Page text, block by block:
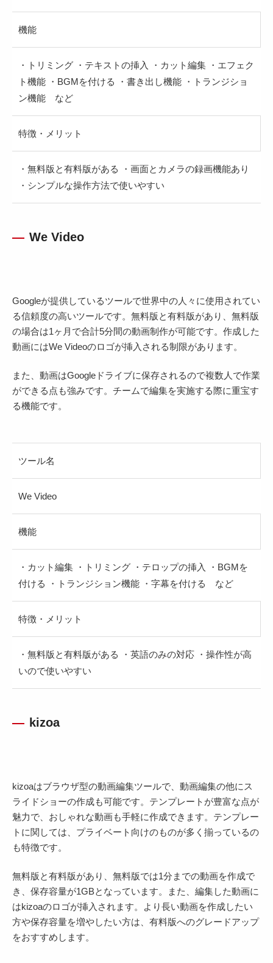
機能
・トリミング ・テキストの挿入 ・カット編集 ・エフェク
ト機能 ・BGMを付ける ・書き出し機能 ・トランジショ
ン機能 など
特徴・メリット
・無料版と有料版がある ・画面とカメラの録画機能あり
・シンプルな操作方法で使いやすい
We Video
Googleが提供しているツールで世界中の人々に使用されてい
る信頼度の高いツールです。無料版と有料版があり、無料版
の場合は1ヶ月で合計5分間の動画制作が可能です。作成した
動画にはWe Videoのロゴが挿入される制限があります。
また、動画はGoogleドライブに保存されるので複数人で作業
ができる点も強みです。チームで編集を実施する際に重宝す
る機能です。
ツール名
We Video
機能
・カット編集 ・トリミング ・テロップの挿入 ・BGMを
付ける ・トランジション機能 ・字幕を付ける など
特徴・メリット
・無料版と有料版がある ・英語のみの対応 ・操作性が高
いので使いやすい
kizoa
kizoaはブラウザ型の動画編集ツールで、動画編集の他にス
ライドショーの作成も可能です。テンプレートが豊富な点が
魅力で、おしゃれな動画も手軽に作成できます。テンプレー
トに関しては、プライベート向けのものが多く揃っているの
も特徴です。
無料版と有料版があり、無料版では1分までの動画を作成で
き、保存容量が1GBとなっています。また、編集した動画に
はkizoaのロゴが挿入されます。より長い動画を作成したい
方や保存容量を増やしたい方は、有料版へのグレードアップ
をおすすめします。